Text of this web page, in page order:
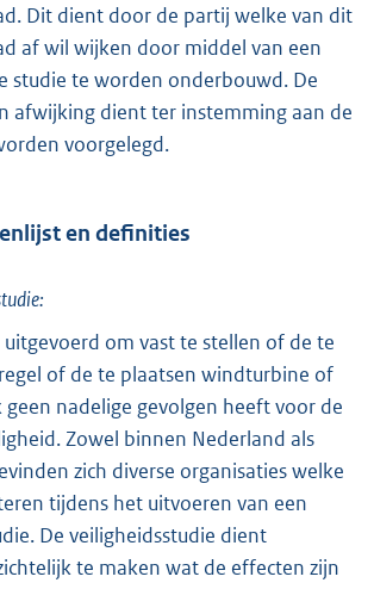
Dit dient door de partij welke van dit
af wil wijken door middel van een
studie te worden onderbouwd. De
afwijking dient ter instemming aan de
voorgelegd.
en definities
uitgevoerd om vast te stellen of de te
of de te plaatsen windturbine of
nadelige gevolgen heeft voor de
Zowel binnen Nederland als
zich diverse organisaties welke
tijdens het uitvoeren van een
De veiligheidsstudie dient
te maken wat de effecten zijn